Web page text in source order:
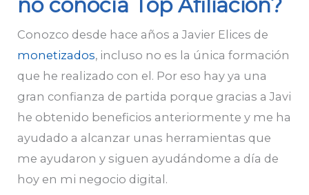
Conozco desde hace años a Javier Elices de
monetizados, incluso no es la única formación
que he realizado con el. Por eso hay ya una
gran confianza de partida porque gracias a Javi
he obtenido beneficios anteriormente y me ha
ayudado a alcanzar unas herramientas que
me ayudaron y siguen ayudándome a día de
hoy en mi negocio digital.